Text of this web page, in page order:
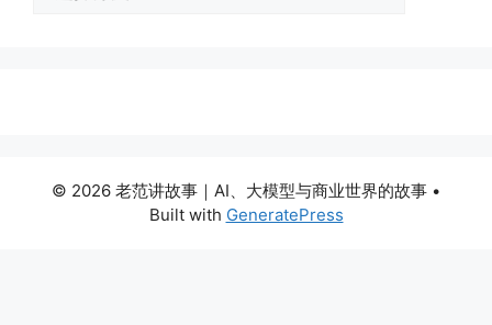
© 2026 老范讲故事｜AI、大模型与商业世界的故事 •
Built with GeneratePress